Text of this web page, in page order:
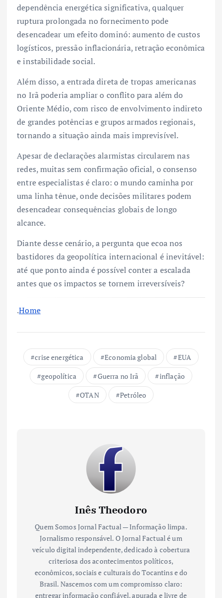
dependência energética significativa, qualquer
ruptura prolongada no fornecimento pode
desencadear um efeito dominó: aumento de custos
logísticos, pressão inflacionária, retração econômica
e instabilidade social.
Além disso, a entrada direta de tropas americanas
no Irã poderia ampliar o conflito para além do
Oriente Médio, com risco de envolvimento indireto
de grandes potências e grupos armados regionais,
tornando a situação ainda mais imprevisível.
Apesar de declarações alarmistas circularem nas
redes, muitas sem confirmação oficial, o consenso
entre especialistas é claro: o mundo caminha por
uma linha tênue, onde decisões militares podem
desencadear consequências globais de longo
alcance.
Diante desse cenário, a pergunta que ecoa nos
bastidores da geopolítica internacional é inevitável:
até que ponto ainda é possível conter a escalada
antes que os impactos se tornem irreversíveis?
.Home
crise energética Economia global
EUA
geopolítica
Guerra no Irã
inflação
OTAN
Petróleo
Inês Theodoro
Quem Somos Jornal Factual — Informação limpa.
Jornalismo responsável. O Jornal Factual é um
veículo digital independente, dedicado à cobertura
criteriosa dos acontecimentos políticos,
econômicos, sociais e culturais do Tocantins e do
Brasil. Nascemos com um compromisso claro:
entregar informação confiável, apurada e livre de